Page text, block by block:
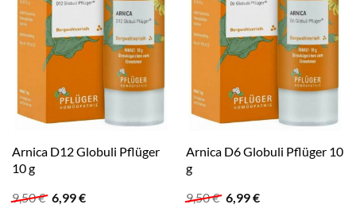
Arnica D12 Globuli Pflüger
10 g
9,50€ Ursprünglicher
6,99€Aktueller
Arnica D6 Globuli Pflüger 10
g
9,50€ Ursprünglicher
6,99€Aktueller